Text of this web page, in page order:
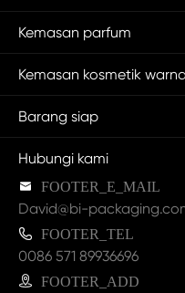
Kemasan parfum
Kemasan kosmetik warna
Barang siap
Hubungi kami
 FOOTER_E_MAIL
David@bi-
 FOOTER_TEL
0086 571 89936696
 FOOTER_ADD